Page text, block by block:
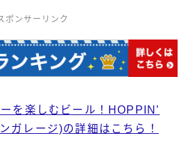
ポンサーリンク
を楽しむビール！HOPPIN’
ガレージ)の詳細はこちら！